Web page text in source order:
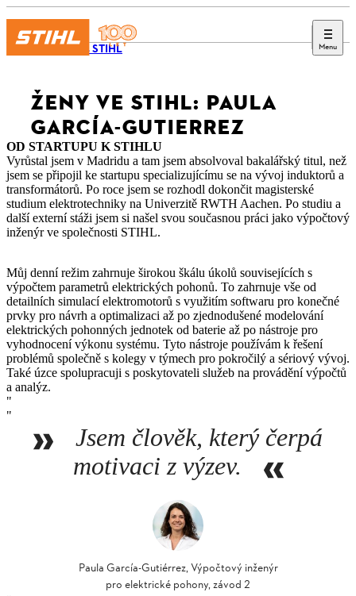
Menu
Časopis STIHL
ŽENY VE STIHL: PAULA
GARCÍA-GUTIERREZ
OD STARTUPU K STIHLU
Vyrůstal jsem v Madridu a tam jsem absolvoval bakalářský titul, než
jsem se připojil ke startupu specializujícímu se na vývoj induktorů a
transformátorů. Po roce jsem se rozhodl dokončit magisterské
studium elektrotechniky na Univerzitě RWTH Aachen. Po studiu a
další externí stáži jsem si našel svou současnou práci jako výpočtový
inženýr ve společnosti STIHL.
Můj denní režim zahrnuje širokou škálu úkolů souvisejících s
výpočtem parametrů elektrických pohonů. To zahrnuje vše od
detailních simulací elektromotorů s využitím softwaru pro konečné
prvky pro návrh a optimalizaci až po zjednodušené modelování
elektrických pohonných jednotek od baterie až po nástroje pro
vyhodnocení výkonu systému. Tyto nástroje používám k řešení
problémů společně s kolegy v týmech pro pokročilý a sériový vývoj.
Také úzce spolupracuji s poskytovateli služeb na provádění výpočtů
a analýz.
Jsem člověk, který čerpá
motivaci z výzev.
Paula García-Gutiérrez, Výpočtový inženýr
pro elektrické pohony, závod 2